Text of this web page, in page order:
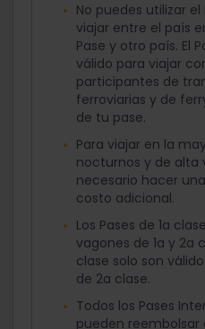
No puedes utilizar el
viajar entre el país
Pase y otro país. El
válido para viajar
participantes de
ferroviarias y de
de tu pase.
Para viajar en la
nocturnos y de alta
necesario hacer
costo adicional.
Los Pases de 1a
vagones de 1a y 2a
clase solo son
de 2a clase.
Todos los Pases
pueden reembolsar